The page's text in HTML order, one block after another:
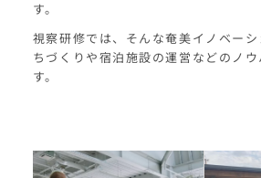
す。
視察研修では、そんな奄美イノベー
ちづくりや宿泊施設の運営などのノ
す。